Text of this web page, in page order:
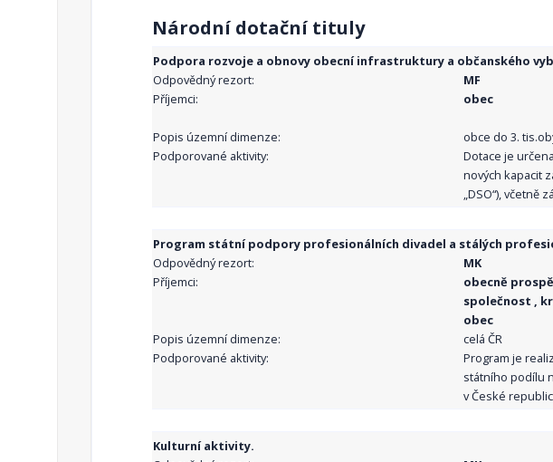
Národní dotační tituly
Podpora rozvoje a obnovy obecní infrastruktury a občanského
Odpovědný rezort:
MF
Příjemci:
obec
Popis územní dimenze:
obce do 3.
Podporované aktivity:
Dotace je
nových kapacit
„DSO“), včetně
Program státní podpory profesionálních divadel a stálých
Odpovědný rezort:
MK
Příjemci:
obecně
společnost ,
obec
Popis územní dimenze:
celá ČR
Podporované aktivity:
Program je
státního podílu
v České
Kulturní aktivity.